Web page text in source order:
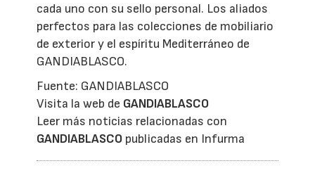
cada uno con su sello personal. Los aliados
perfectos para las colecciones de mobiliario
de exterior y el espíritu Mediterráneo de
GANDIABLASCO.
Fuente: GANDIABLASCO
Visita la web de GANDIABLASCO
Leer más noticias relacionadas con
GANDIABLASCO publicadas en Infurma